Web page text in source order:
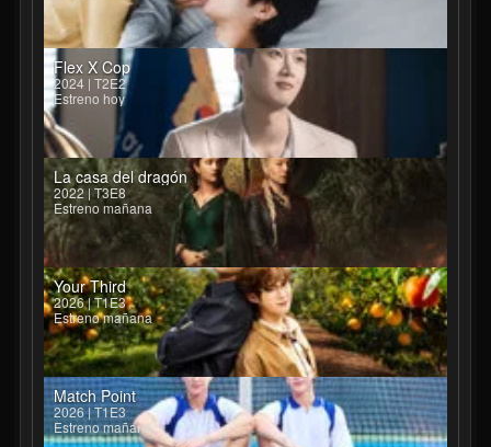
Flex X Cop
2024 | T2E2
Estreno hoy
La casa del dragón
2022 | T3E8
Estreno mañana
Your Third
2026 | T1E3
Estreno mañana
Match Point
2026 | T1E3
Estreno mañana